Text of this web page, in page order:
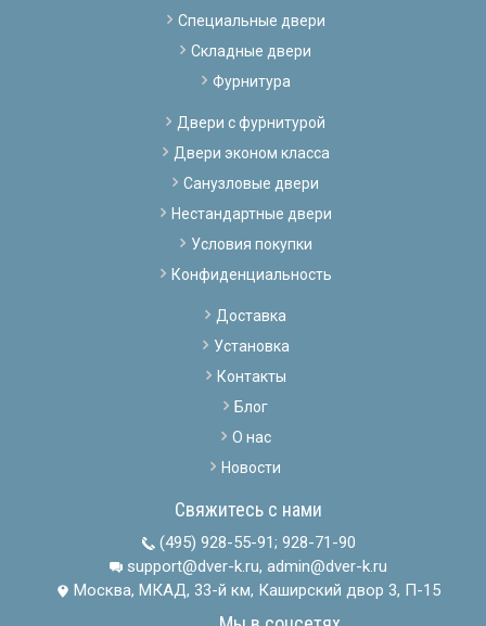
Специальные двери
Складные двери
Фурнитура
Двери с фурнитурой
Двери эконом класса
Санузловые двери
Нестандартные двери
Условия покупки
Конфиденциальность
Доставка
Установка
Контакты
Блог
О нас
Новости
Свяжитесь с нами
(495) 928-55-91; 928-71-90
support@dver-k.ru, admin@dver-k.ru
Москва, МКАД, 33-й км, Каширский двор 3, П-15